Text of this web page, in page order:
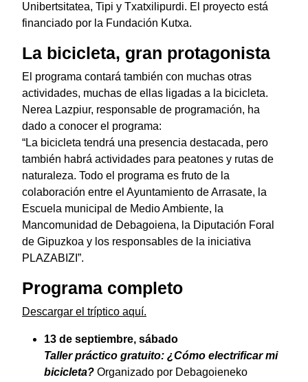
Unibertsitatea, Tipi y Txatxilipurdi. El proyecto está
financiado por la Fundación Kutxa.
La bicicleta, gran protagonista
El programa contará también con muchas otras
actividades, muchas de ellas ligadas a la bicicleta.
Nerea Lazpiur, responsable de programación, ha
dado a conocer el programa:
“La bicicleta tendrá una presencia destacada, pero
también habrá actividades para peatones y rutas de
naturaleza. Todo el programa es fruto de la
colaboración entre el Ayuntamiento de Arrasate, la
Escuela municipal de Medio Ambiente, la
Mancomunidad de Debagoiena, la Diputación Foral
de Gipuzkoa y los responsables de la iniciativa
PLAZABIZI”.
Programa completo
Descargar el tríptico aquí.
13 de septiembre, sábado
Taller práctico gratuito: ¿Cómo electrificar mi
bicicleta? Organizado por Debagoieneko